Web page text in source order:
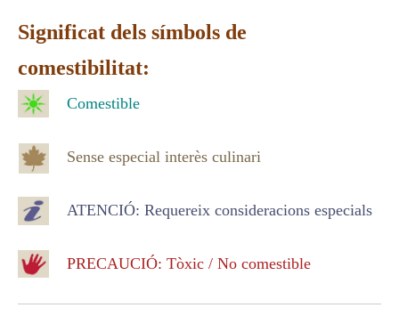
Significat dels símbols de
comestibilitat:
Comestible
Sense especial interès culinari
ATENCIÓ: Requereix consideracions especials
PRECAUCIÓ: Tòxic / No comestible